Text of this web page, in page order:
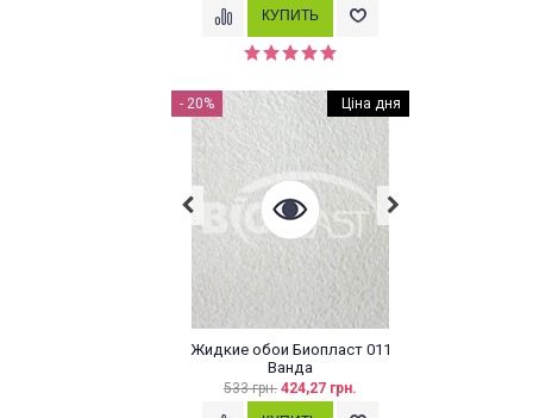
- 20% ЦІНА ДНЯ
Ціна дня
Жидкие обои Биопласт 011
Ванда
533 грн. 424,27 грн.